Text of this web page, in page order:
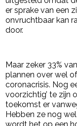
er sprake van een
onvruchtbaar kan
door.
Maar zeker 33%
plannen over wel
coronacrisis. Nog
voorzichtig’ te zijn
toekomst er
Hebben ze nog
wordt het op een